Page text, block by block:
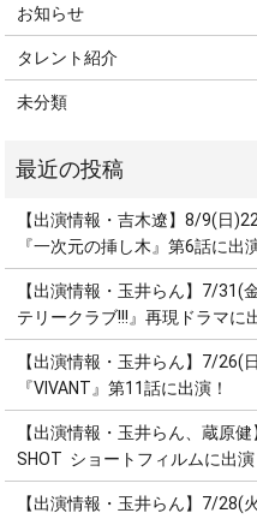
お知らせ
タレント紹介
未分類
【出演情報・吉木遼】8/9(日
『一次元の挿し木』第6話に出
【出演情報・玉井らん】7/31(
テリークラブ!!!』再現ドラマに
【出演情報・玉井らん】7/26(
『VIVANT』第11話に出演！
【出演情報・玉井らん、蔵原
SHOT ショートフィルムに出演
【出演情報・玉井らん】7/28(